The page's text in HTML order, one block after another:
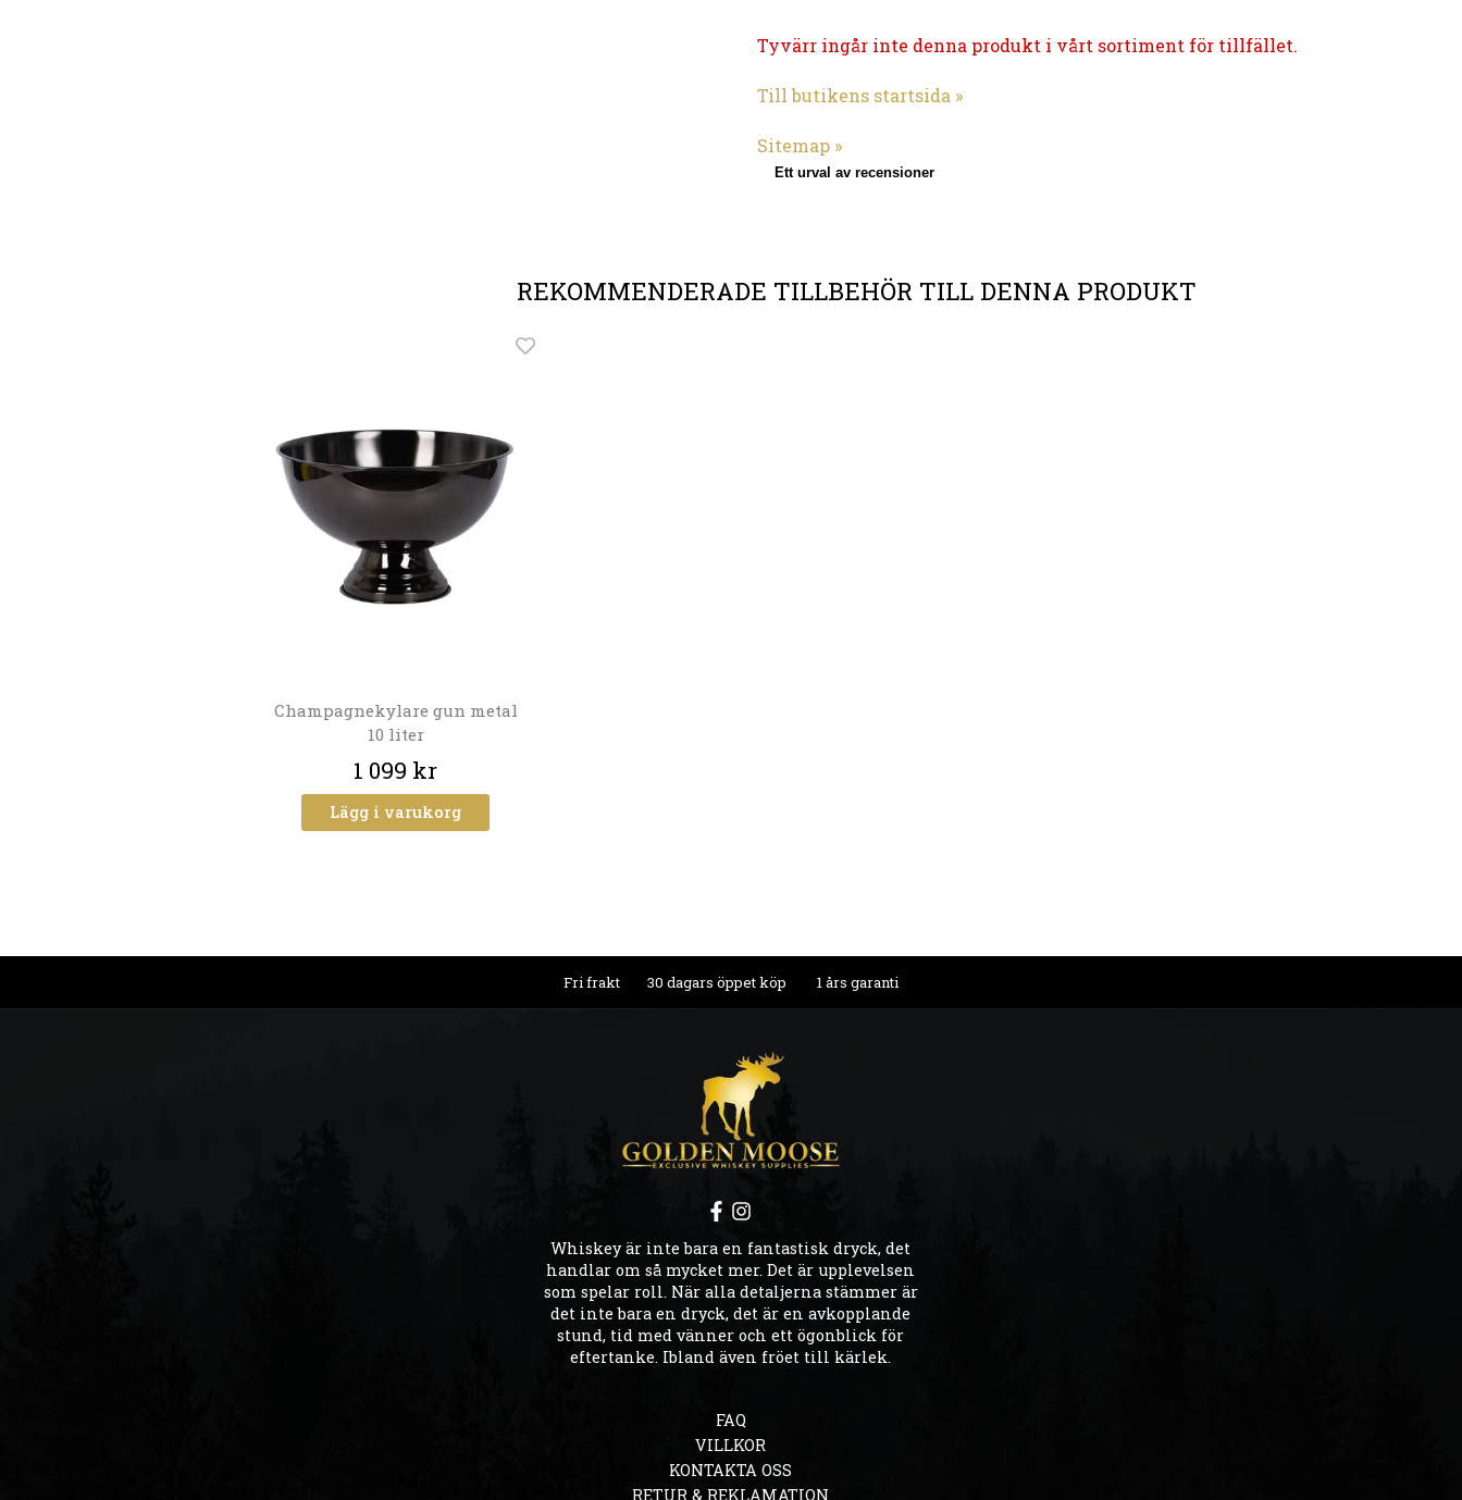
Tyvärr ingår inte denna produkt i vårt sortiment för tillfället.
Till butikens startsida »
Sitemap »
Ett urval av recensioner
REKOMMENDERADE TILLBEHÖR TILL DENNA PRODUKT
Champagnekylare gun metal
10 liter
1 099 kr
Lägg i varukorg
Fri frakt 30 dagars öppet köp 1 års garanti
FAQ
VILLKOR
KONTAKTA OSS
RETUR & REKLAMATION
Whiskey är inte bara en fantastisk dryck, det
handlar om så mycket mer. Det är upplevelsen
som spelar roll. När alla detaljerna stämmer är
det inte bara en dryck, det är en avkopplande
stund, tid med vänner och ett ögonblick för
eftertanke. Ibland även fröet till kärlek.